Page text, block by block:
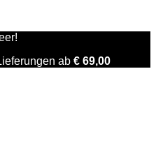
ab € 69,00